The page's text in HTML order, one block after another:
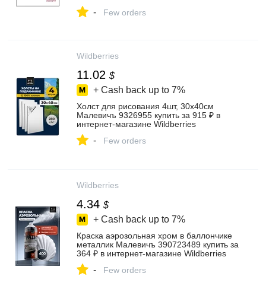
- Few orders
Wildberries
11.02 $
+ Cash back up to 7%
Холст для рисования 4шт, 30х40см
Малевичъ 9326955 купить за 915 ₽ в
интернет‑магазине Wildberries
- Few orders
Wildberries
4.34 $
+ Cash back up to 7%
Краска аэрозольная хром в баллончике
металлик Малевичъ 390723489 купить за
364 ₽ в интернет‑магазине Wildberries
- Few orders